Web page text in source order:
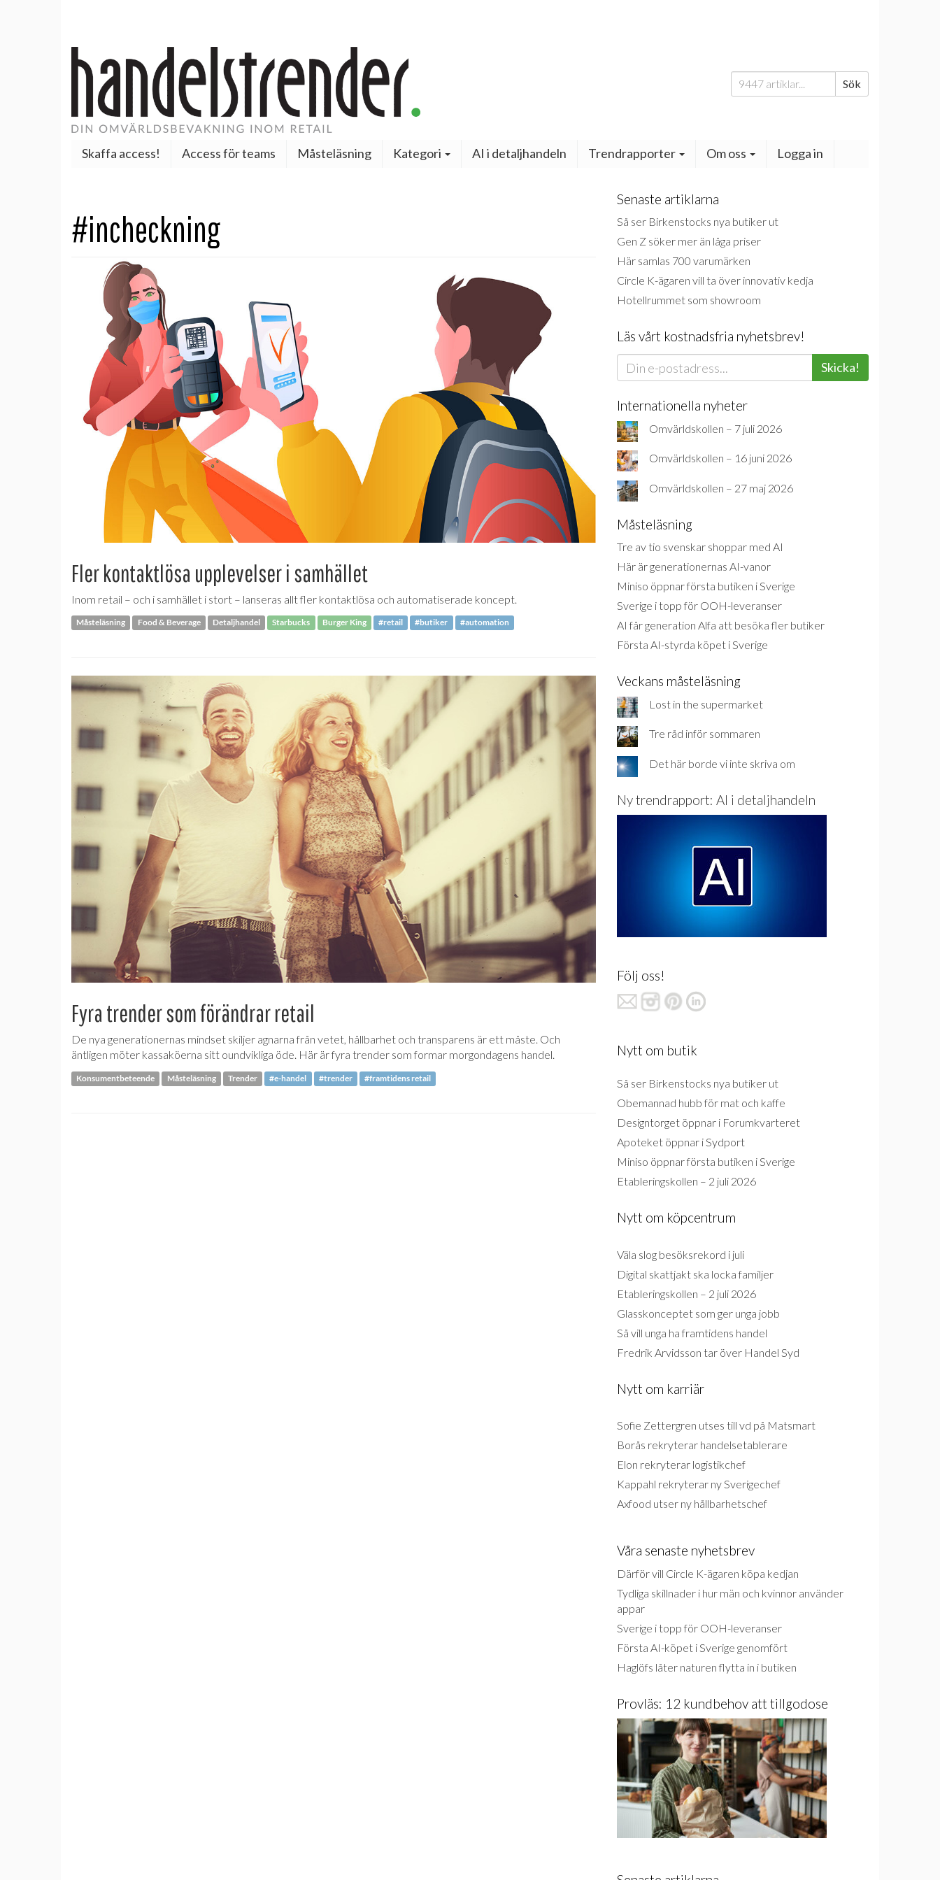
Sök
efter:
Sök
Skaffa access! Access för teams Måsteläsning Kategori AI i detaljhandeln Trendrapporter Om oss Logga in
#incheckning
Fler kontaktlösa upplevelser i samhället
Inom retail – och i samhället i stort – lanseras allt fler kontaktlösa och automatiserade koncept.
Måsteläsning Food & Beverage Detaljhandel Starbucks Burger King #retail #butiker #automation
Fyra trender som förändrar retail
De nya generationernas mindset skiljer agnarna från vetet, hållbarhet och transparens är ett måste. Och
äntligen möter kassaköerna sitt oundvikliga öde. Här är fyra trender som formar morgondagens handel.
Konsumentbeteende Måsteläsning Trender #e-handel #trender #framtidens retail
Senaste artiklarna
Så ser Birkenstocks nya butiker ut
Gen Z söker mer än låga priser
Här samlas 700 varumärken
Circle K-ägaren vill ta över innovativ kedja
Hotellrummet som showroom
Läs vårt kostnadsfria nyhetsbrev!
Skicka!
Internationella nyheter
Omvärldskollen – 7 juli 2026
Omvärldskollen – 16 juni 2026
Omvärldskollen – 27 maj 2026
Måsteläsning
Tre av tio svenskar shoppar med AI
Här är generationernas AI-vanor
Miniso öppnar första butiken i Sverige
Sverige i topp för OOH-leveranser
AI får generation Alfa att besöka fler butiker
Första AI-styrda köpet i Sverige
Veckans måsteläsning
Lost in the supermarket
Tre råd inför sommaren
Det här borde vi inte skriva om
Ny trendrapport: AI i detaljhandeln
Följ oss!
Nytt om butik
Så ser Birkenstocks nya butiker ut
Obemannad hubb för mat och kaffe
Designtorget öppnar i Forumkvarteret
Apoteket öppnar i Sydport
Miniso öppnar första butiken i Sverige
Etableringskollen – 2 juli 2026
Nytt om köpcentrum
Väla slog besöksrekord i juli
Digital skattjakt ska locka familjer
Etableringskollen – 2 juli 2026
Glasskonceptet som ger unga jobb
Så vill unga ha framtidens handel
Fredrik Arvidsson tar över Handel Syd
Nytt om karriär
Sofie Zettergren utses till vd på Matsmart
Borås rekryterar handelsetablerare
Elon rekryterar logistikchef
Kappahl rekryterar ny Sverigechef
Axfood utser ny hållbarhetschef
Våra senaste nyhetsbrev
Därför vill Circle K-ägaren köpa kedjan
Tydliga skillnader i hur män och kvinnor använder
appar
Sverige i topp för OOH-leveranser
Första AI-köpet i Sverige genomfört
Haglöfs låter naturen flytta in i butiken
Provläs: 12 kundbehov att tillgodose